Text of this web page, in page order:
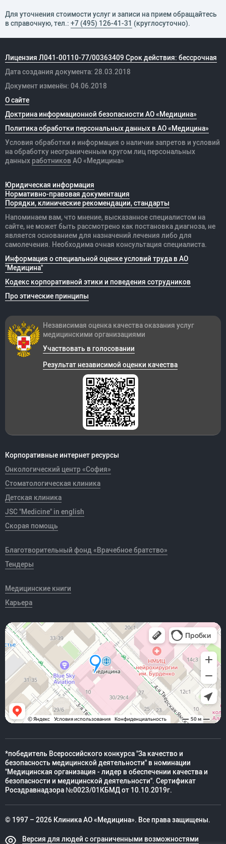
Для уточнения стоимости услуг и записи на прием обращайтесь
в справочную, тел.: +7 (495) 126-41-31 (круглосуточно).
Лицензия Л041-00110-77/00363409 Срок действия: бессрочная
Дата создания документа: 28.03.2018
Документ изменён: 04.06.2018
О сайте
Доктрина информационной безопасности АО «Медицина»
Политика обработки персональных данных в АО «Медицина»
Условия обработки и информация о наличии запретов и условий
на обработку неограниченным кругом лиц персональных
данных работников АО «Медицина»
Юридическая информация
Нормативно-правовая документация
Порядки, клинические рекомендации, стандарты
Напоминаем вам, что мнение, высказанное специалистом на
сайте, не может быть рассмотрено как постановка диагноза, не
является основанием для назначений лечения либо для
самолечения. Необходима очная консультация специалиста.
Информация о специальной оценке условий труда в АО
"Медицина"
Кодекс корпоративной этики и поведения сотрудников
Про этические принципы
Корпоративные интернет ресурсы
Онкологический центр «София»
Стоматологическая клиника
Детская клиника
JSC "Medicine" in english
Скорая помощь
Благотворительный фонд «Врачебное братство»
Тендеры
Медицинские книги
Карьера
Независимая оценка качества оказания услуг
медицинскими организациями
Участвовать в голосовании
Результат независимой оценки качества
*победитель Всероссийского конкурса "За качество и
безопасность медицинской деятельности" в номинации
"Медицинская организация - лидер в обеспечении качества и
безопасности и медицинской деятельности". Сертификат
Росздравнадзора №0023/01КБМД от 10.10.2019г.
© 1997 – 2026 Клиника АО «Медицина». Все права защищены.
Версия для людей с ограниченными возможностями